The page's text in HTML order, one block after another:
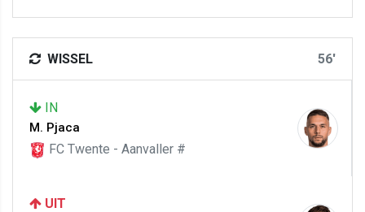
WISSEL 56'
IN
M. Pjaca
FC Twente - Aanvaller #
UIT